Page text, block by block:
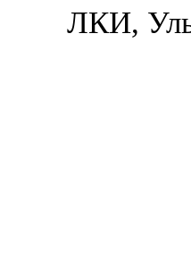
ЛКИ,